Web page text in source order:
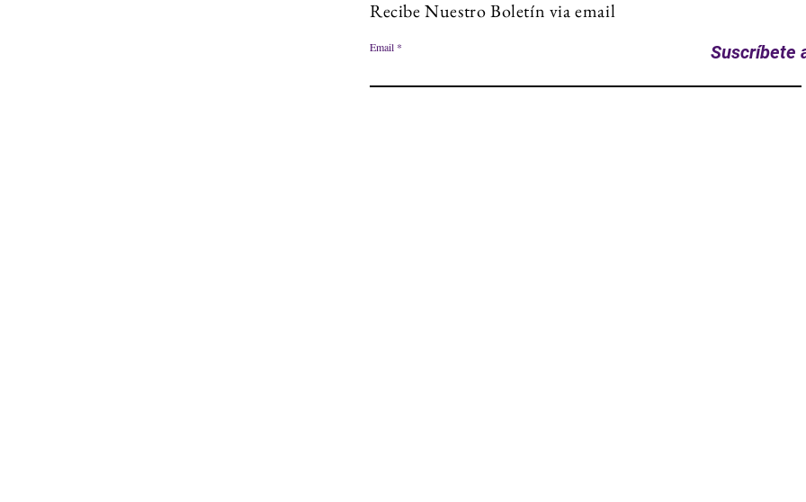
Recibe Nuestro Boletín via email
Email Suscríbete